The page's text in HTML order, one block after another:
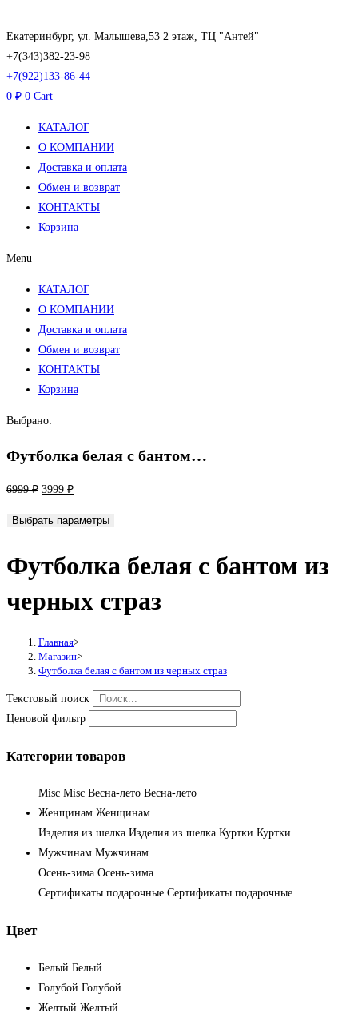
к
содержимому
Екатеринбург, ул. Малышева,53 2 этаж, ТЦ "Антей"
+7(343)382-23-98
+7(922)133-86-44
0 ₽ 0 Cart
КАТАЛОГ
О КОМПАНИИ
Доставка и оплата
Обмен и возврат
КОНТАКТЫ
Корзина
Menu
КАТАЛОГ
О КОМПАНИИ
Доставка и оплата
Обмен и возврат
КОНТАКТЫ
Корзина
Выбрано:
Футболка белая с бантом…
6999₽ Первоначальная
составляла
3999 ₽Текущая
3999 ₽.
Выбрать параметры
Футболка белая с бантом из
черных страз
Главная>
Магазин>
Футболка белая с бантом из черных страз
Текстовый поиск
Ценовой фильтр
Категории товаров
Misc Misc Весна-лето Весна-лето
Женщинам Женщинам
Изделия из шелка Изделия из шелка Куртки Куртки
Мужчинам Мужчинам
Осень-зима Осень-зима
Сертификаты подарочные Сертификаты подарочные
Цвет
Белый Белый
Голубой Голубой
Желтый Желтый